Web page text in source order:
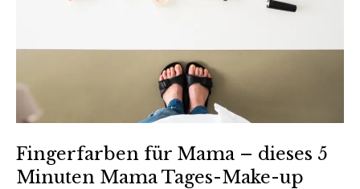
Fingerfarben für Mama – dieses 5
Minuten Mama Tages-Make-up